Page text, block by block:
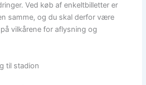
Ved køb af enkeltbilletter er
samme, og du skal derfor være
vilkårene for aflysning og
til stadion